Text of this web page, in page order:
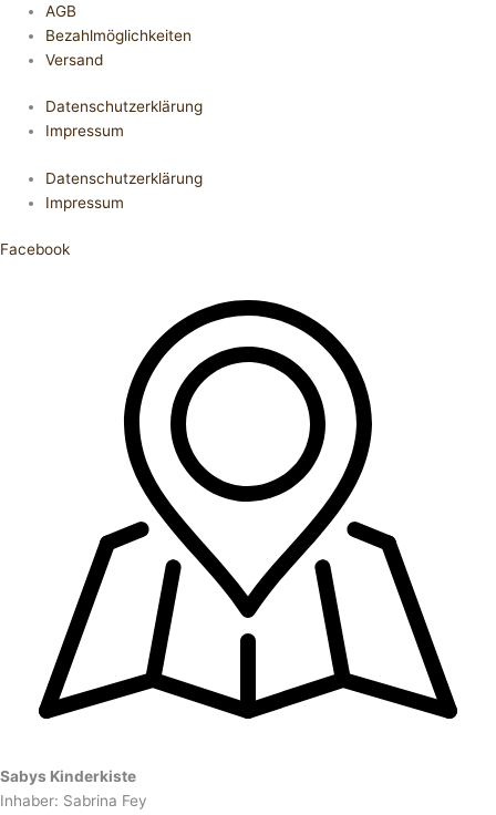
AGB
Bezahlmöglichkeiten
Versand
Datenschutzerklärung
Impressum
Datenschutzerklärung
Impressum
Facebook
Sabys Kinderkiste
Inhaber: Sabrina Fey